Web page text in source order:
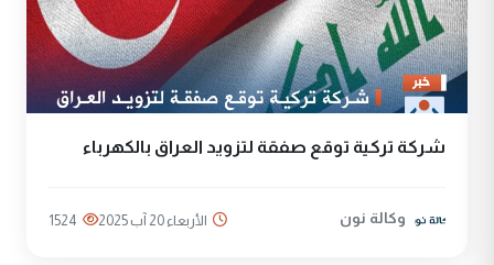
شركة تركية توقع صفقة لتزويد العراق بالكهرباء
وكالة نون الأربعاء 20 آب 2025 1524